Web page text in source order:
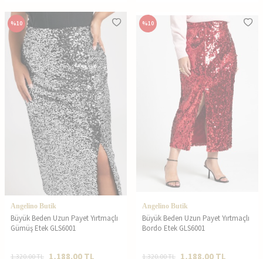
%10
Angelino Butik
Büyük Beden Uzun Payet Yırtmaçlı
Gümüş Etek GLS6001
1,320.00TL 1,188.00 TL
%10
Angelino Butik
Büyük Beden Uzun Payet Yırtmaçlı
Bordo Etek GLS6001
1,320.00TL 1,188.00 TL